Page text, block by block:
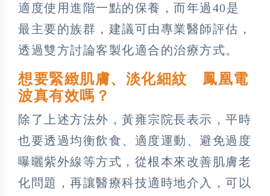
適度使用進階一點的保養，而年過40是
最主要的族群，建議可由專業醫師評估，
透過雙方討論客製化適合的治療方式。
想要緊緻肌膚、淡化細紋 鳳凰電
波真有效嗎？
除了上述方法外，黃雍宗院長表示，平時
也要透過均衡飲食、適度運動、避免過度
曝曬紫外線等方式，從根本來改善肌膚老
化問題，再讓醫療科技適時地介入，可以